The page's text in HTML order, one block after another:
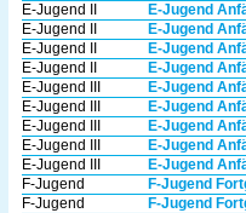
E-Jugend II
E-Jugend
E-Jugend II
E-Jugend
E-Jugend II
E-Jugend
E-Jugend II
E-Jugend
E-Jugend III
E-Jugend
E-Jugend III
E-Jugend
E-Jugend III
E-Jugend
E-Jugend III
E-Jugend
E-Jugend III
E-Jugend
F-Jugend
F-Jugend
F-Jugend
F-Jugend